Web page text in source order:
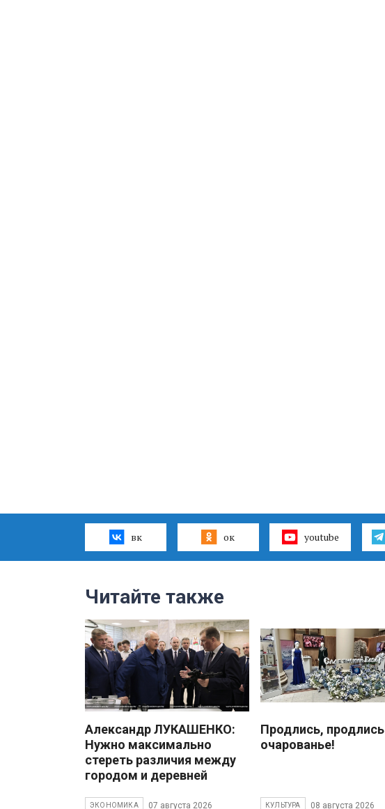
вк ок youtube
Читайте также
Александр ЛУКАШЕНКО:
Нужно максимально
стереть различия между
городом и деревней
ЭКОНОМИКА 07 августа 2026
Продлись, продлись
очарованье!
КУЛЬТУРА 08 августа 2026